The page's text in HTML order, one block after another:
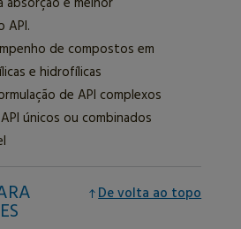
API.
de compostos em
e hidrofílicas
de API complexos
únicos ou combinados
De volta ao topo